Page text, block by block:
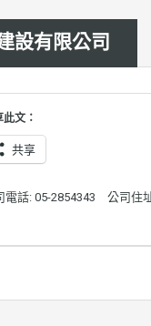
設有限公司
文：
共享
電話: 05-2854343 公司住